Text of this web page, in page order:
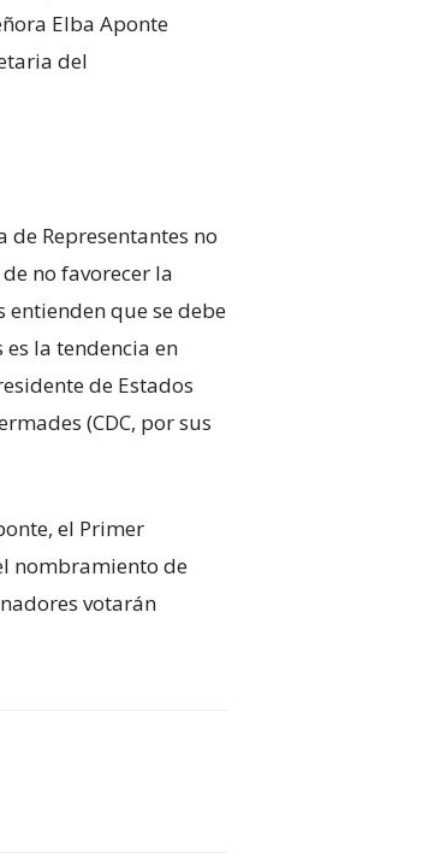
Elba Aponte
del
Representantes no
no favorecer la
que se debe
la tendencia en
de Estados
(CDC, por sus
el Primer
nombramiento de
votarán